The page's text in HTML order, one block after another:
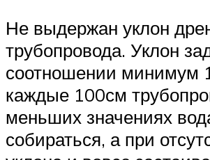
Не выдержан уклон
трубопровода. Уклон
соотношении минимум
каждые 100см
меньших значениях
собираться, а при